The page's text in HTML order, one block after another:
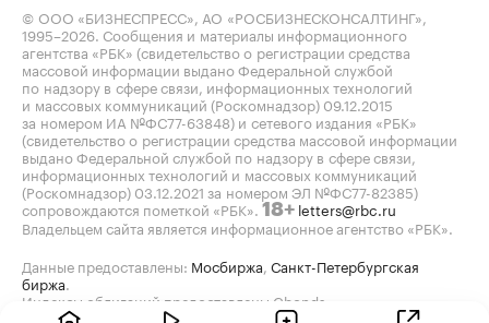
© ООО «БИЗНЕСПРЕСС», АО «РОСБИЗНЕСКОНСАЛТИНГ»,
1995–2026 . Сообщения и материалы информационного
агентства «РБК» (свидетельство о регистрации средства
массовой информации выдано Федеральной службой
по надзору в сфере связи, информационных технологий
и массовых коммуникаций (Роскомнадзор) 09.12.2015
за номером ИА №ФС77-63848) и сетевого издания «РБК»
(свидетельство о регистрации средства массовой информации
выдано Федеральной службой по надзору в сфере связи,
информационных технологий и массовых коммуникаций
(Роскомнадзор) 03.12.2021 за номером ЭЛ №ФС77-82385)
сопровождаются пометкой «РБК». 18+ letters@rbc.ru
Владельцем сайта является информационное агентство «РБК».
Данные предоставлены: Мосбиржа Санкт-Петербургская
биржа
Индексы облигаций предоставлены Cbonds.